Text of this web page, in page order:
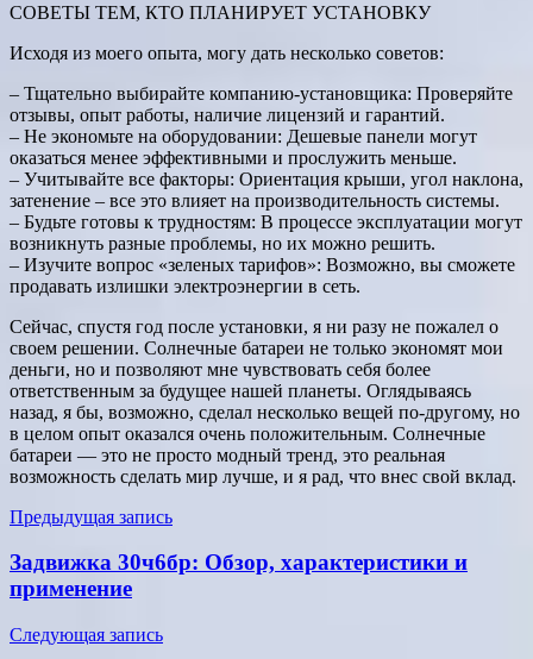
СОВЕТЫ ТЕМ, КТО ПЛАНИРУЕТ УСТАНОВКУ
Исходя из моего опыта, могу дать несколько советов:
– Тщательно выбирайте компанию-установщика: Проверяйте
отзывы, опыт работы, наличие лицензий и гарантий.
– Не экономьте на оборудовании: Дешевые панели могут
оказаться менее эффективными и прослужить меньше.
– Учитывайте все факторы: Ориентация крыши, угол наклона,
затенение – все это влияет на производительность системы.
– Будьте готовы к трудностям: В процессе эксплуатации могут
возникнуть разные проблемы, но их можно решить.
– Изучите вопрос «зеленых тарифов»: Возможно, вы сможете
продавать излишки электроэнергии в сеть.
Сейчас, спустя год после установки, я ни разу не пожалел о
своем решении. Солнечные батареи не только экономят мои
деньги, но и позволяют мне чувствовать себя более
ответственным за будущее нашей планеты. Оглядываясь
назад, я бы, возможно, сделал несколько вещей по-другому, но
в целом опыт оказался очень положительным. Солнечные
батареи — это не просто модный тренд, это реальная
возможность сделать мир лучше, и я рад, что внес свой вклад.
Навигация
по
записям
Предыдущая запись
Задвижка 30ч6бр: Обзор, характеристики и
применение
Следующая запись